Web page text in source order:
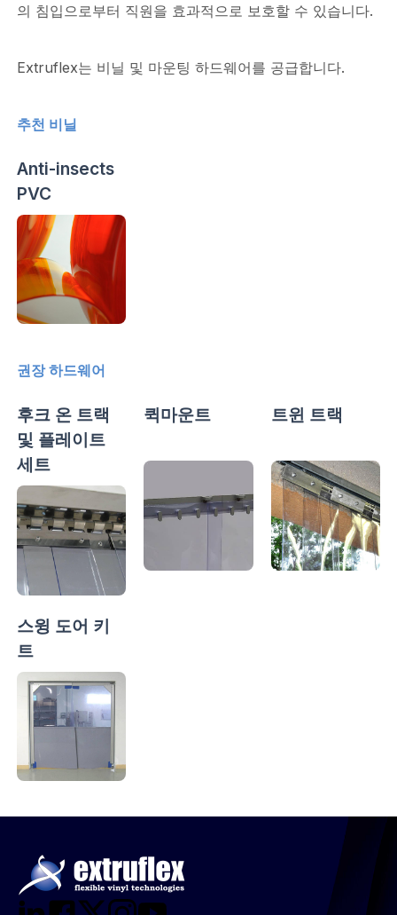
의 침입으로부터 직원을 효과적으로 보호할 수 있습니다.
Extruflex는 비닐 및 마운팅 하드웨어를 공급합니다.
추천 비닐
Anti-insects
PVC
권장 하드웨어
후크 온 트랙
및 플레이트
세트
퀵마운트 트윈 트랙
스윙 도어 키
트